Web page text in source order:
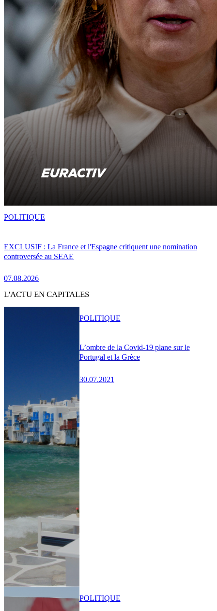
EXCLUSIF : La France et l'Espagne critiquent une nomination
controversée au SEAE
07.08.2026
POLITIQUE
L'ACTU EN CAPITALES
L’ombre de la Covid-19 plane sur le
Portugal et la Grèce
30.07.2021
POLITIQUE
POLITIQUE